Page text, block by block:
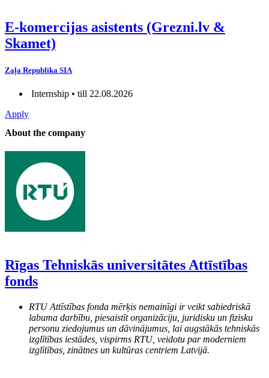
E-komercijas asistents (Grezni.lv &
Skamet)
Zaļa Republika SIA
Internship • till 22.08.2026
Apply
About the company
Rīgas Tehniskās universitātes Attīstības
fonds
RTU Attīstības fonda mērķis nemainīgi ir veikt sabiedriskā
labuma darbību, piesaistīt organizāciju, juridisku un fizisku
personu ziedojumus un dāvinājumus, lai augstākās tehniskās
izglītības iestādes, vispirms RTU, veidotu par moderniem
izglītības, zinātnes un kultūras centriem Latvijā.